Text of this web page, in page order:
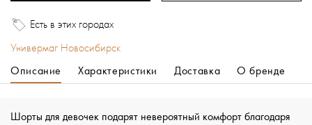
Есть в этих городах
Универмаг Новосибирск
Описание
Характеристики Доставка О бренде
Шорты для девочек подарят невероятный комфорт благодаря